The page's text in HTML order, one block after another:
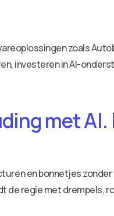
zoals
investeren in AI-
met AI.
en bonnetjes
de regie met drempels,